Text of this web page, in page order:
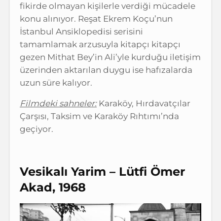
fikirde olmayan kişilerle verdiği mücadele
konu alınıyor. Reşat Ekrem Koçu’nun
İstanbul Ansiklopedisi serisini
tamamlamak arzusuyla kitapçı kitapçı
gezen Mithat Bey’in Ali’yle kurduğu iletişim
üzerinden aktarılan duygu ise hafızalarda
uzun süre kalıyor.
Filmdeki sahneler:Karaköy, Hırdavatçılar
Çarşısı, Taksim ve Karaköy Rıhtımı’nda
geçiyor.
Vesikalı Yarim – Lütfi Ömer
Akad, 1968